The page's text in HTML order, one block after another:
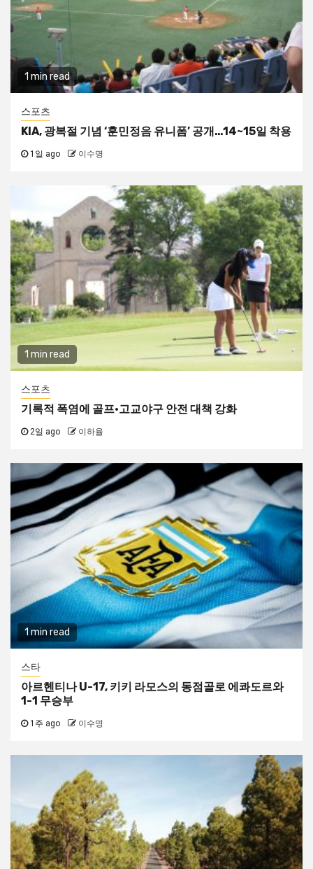
1 min read
스포츠
KIA, 광복절 기념 ‘훈민정음 유니폼’ 공개…14~15일 착용
1일 ago 이수명
1 min read
스포츠
기록적 폭염에 골프·고교야구 안전 대책 강화
2일 ago 이하율
1 min read
스타
아르헨티나 U-17, 키키 라모스의 동점골로 에콰도르와
1-1 무승부
1주 ago 이수명